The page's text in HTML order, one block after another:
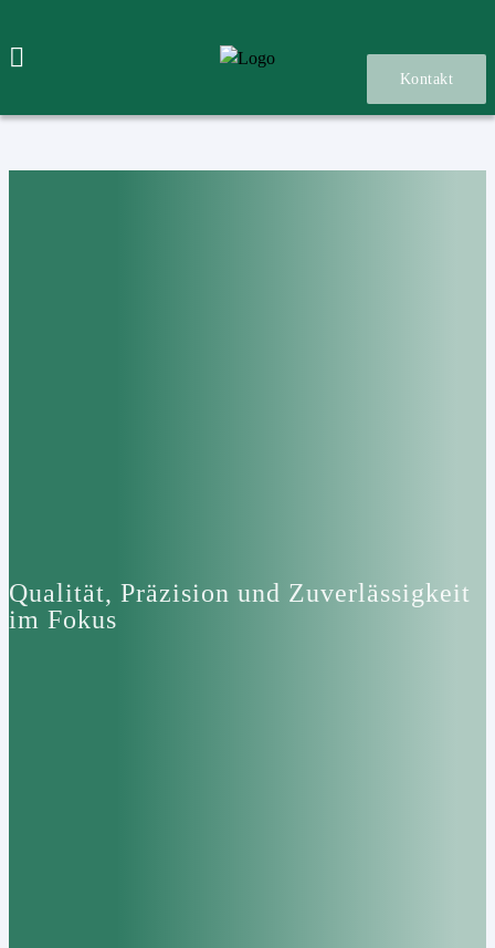
Kontakt
Qualität, Präzision und Zuverlässigkeit
im Fokus